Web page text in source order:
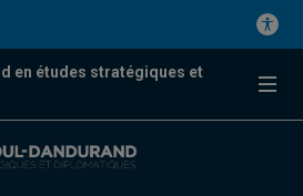
en études stratégiques et